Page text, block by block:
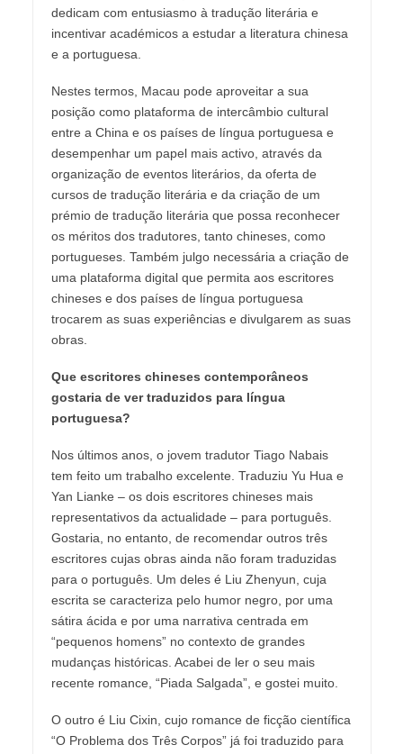
dedicam com entusiasmo à tradução literária e
incentivar académicos a estudar a literatura chinesa
e a portuguesa.
Nestes termos, Macau pode aproveitar a sua
posição como plataforma de intercâmbio cultural
entre a China e os países de língua portuguesa e
desempenhar um papel mais activo, através da
organização de eventos literários, da oferta de
cursos de tradução literária e da criação de um
prémio de tradução literária que possa reconhecer
os méritos dos tradutores, tanto chineses, como
portugueses. Também julgo necessária a criação de
uma plataforma digital que permita aos escritores
chineses e dos países de língua portuguesa
trocarem as suas experiências e divulgarem as suas
obras.
Que escritores chineses contemporâneos
gostaria de ver traduzidos para língua
portuguesa?
Nos últimos anos, o jovem tradutor Tiago Nabais
tem feito um trabalho excelente. Traduziu Yu Hua e
Yan Lianke – os dois escritores chineses mais
representativos da actualidade – para português.
Gostaria, no entanto, de recomendar outros três
escritores cujas obras ainda não foram traduzidas
para o português. Um deles é Liu Zhenyun, cuja
escrita se caracteriza pelo humor negro, por uma
sátira ácida e por uma narrativa centrada em
“pequenos homens” no contexto de grandes
mudanças históricas. Acabei de ler o seu mais
recente romance, “Piada Salgada”, e gostei muito.
O outro é Liu Cixin, cujo romance de ficção científica
“O Problema dos Três Corpos” já foi traduzido para